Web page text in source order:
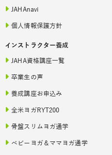
JAHAnavi
個人情報保護方針
インストラクター養成
JAHA資格講座一覧
卒業生の声
養成講座お申込み
全米ヨガRYT200
骨盤スリムヨガ通学
ベビーヨガ＆ママヨガ通学